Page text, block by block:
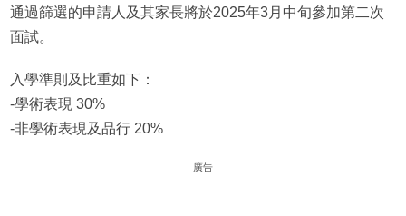
通過篩選的申請人及其家長將於2025年3月中旬參加第二次
面試。
入學準則及比重如下：
-學術表現 30%
-非學術表現及品行 20%
廣告